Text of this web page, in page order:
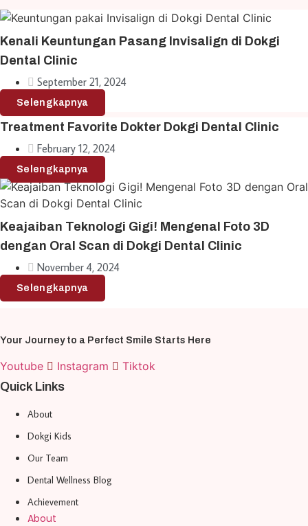
Kenali Keuntungan Pasang Invisalign di Dokgi
Dental Clinic
September 21, 2024
Selengkapnya
Treatment Favorite Dokter Dokgi Dental Clinic
February 12, 2024
Selengkapnya
Keajaiban Teknologi Gigi! Mengenal Foto 3D
dengan Oral Scan di Dokgi Dental Clinic
November 4, 2024
Selengkapnya
Your Journey to a Perfect Smile Starts Here
Youtube Instagram
Tiktok
Quick Links
About
Dokgi Kids
Our Team
Dental Wellness Blog
Achievement
About